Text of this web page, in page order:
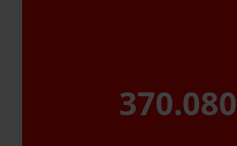
370.080